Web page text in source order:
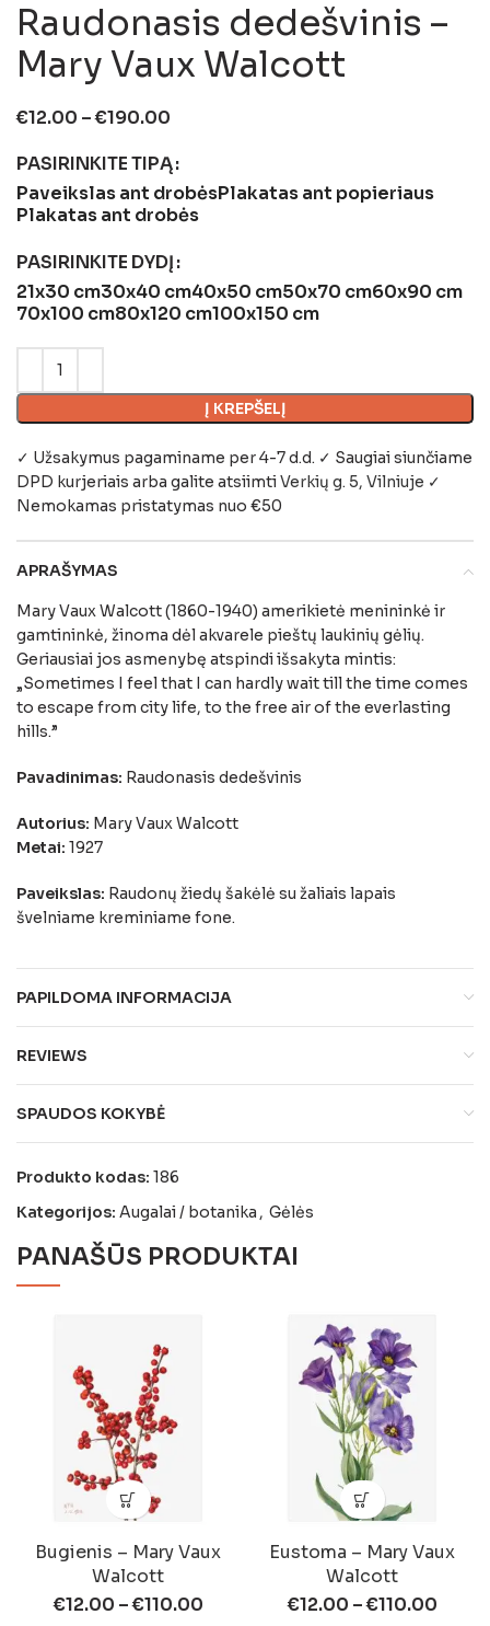
Raudonasis dedešvinis –
Mary Vaux Walcott
€12.00 –€190.00
PASIRINKITE TIPĄ
Paveikslas ant drobėsPlakatas ant popieriaus
Plakatas ant drobės
PASIRINKITE DYDĮ
21x30 cm30x40 cm40x50 cm50x70 cm60x90 cm
70x100 cm80x120 cm100x150 cm
Į KREPŠELĮ
✓ Užsakymus pagaminame per 4-7 d.d. ✓ Saugiai siunčiame
DPD kurjeriais arba galite atsiimtiVerkių g. 5, Vilniuje ✓
Nemokamas pristatymas nuo €50
APRAŠYMAS
Mary Vaux Walcott (1860-1940) amerikietė menininkė ir
gamtininkė, žinoma dėl akvarele pieštų laukinių gėlių.
Geriausiai jos asmenybę atspindi išsakyta mintis:
„Sometimes I feel that I can hardly wait till the time comes
to escape from city life, to the free air of the everlasting
hills.”
Pavadinimas: Raudonasis dedešvinis
Autorius: Mary Vaux Walcott
Metai: 1927
Paveikslas: Raudonų žiedų šakėlė su žaliais lapais
švelniame kreminiame fone.
PAPILDOMA INFORMACIJA
REVIEWS
SPAUDOS KOKYBĖ
Produkto kodas: 186
Kategorijos: Augalai / botanika , Gėlės
PANAŠŪS PRODUKTAI
Bugienis – Mary Vaux
Walcott
€12.00 –€110.00
Eustoma – Mary Vaux
Walcott
€12.00 –€110.00